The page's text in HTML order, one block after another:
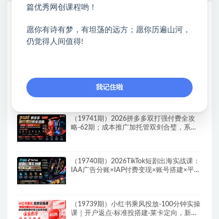
Walmart（沃尔玛）超市浏览标注项目，单
账号日收益20+单电脑日收益可达800+带分
期；主推款五项高权重初始设置，改销量评
（19741期）2026拼多多双打强付费全攻
略-62期；成本推广加托管双剑合璧，系统
（19740期）2026TikTok短剧出海实战课：
IAA广告分账×IAP付费变现×账号搭建×平台
（19739期）小红书乘风投放-100分钟实操
课｜开户返点·标准投搭建·莱卡定向，新店
篇优秀网创课程哟！
愿你有诗有梦，有坦荡的远方；愿你历遍山河，
仍觉得人间值得!
我记住啦